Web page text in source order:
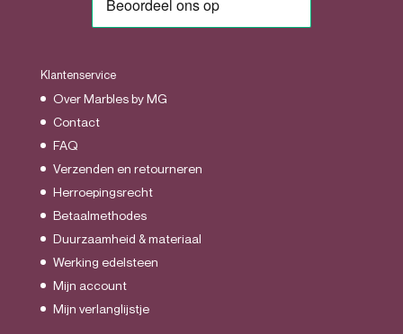
Klantenservice
Over Marbles by MG
Contact
FAQ
Verzenden en retourneren
Herroepingsrecht
Betaalmethodes
Duurzaamheid & materiaal
Werking edelsteen
Mijn account
Mijn verlanglijstje